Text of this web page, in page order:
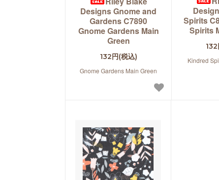
Designs Gnome and
Gardens C7890
Gnome Gardens Main
Green
132円(税込)
Gnome Gardens Main Green
Spirits
Spirits
Kindred